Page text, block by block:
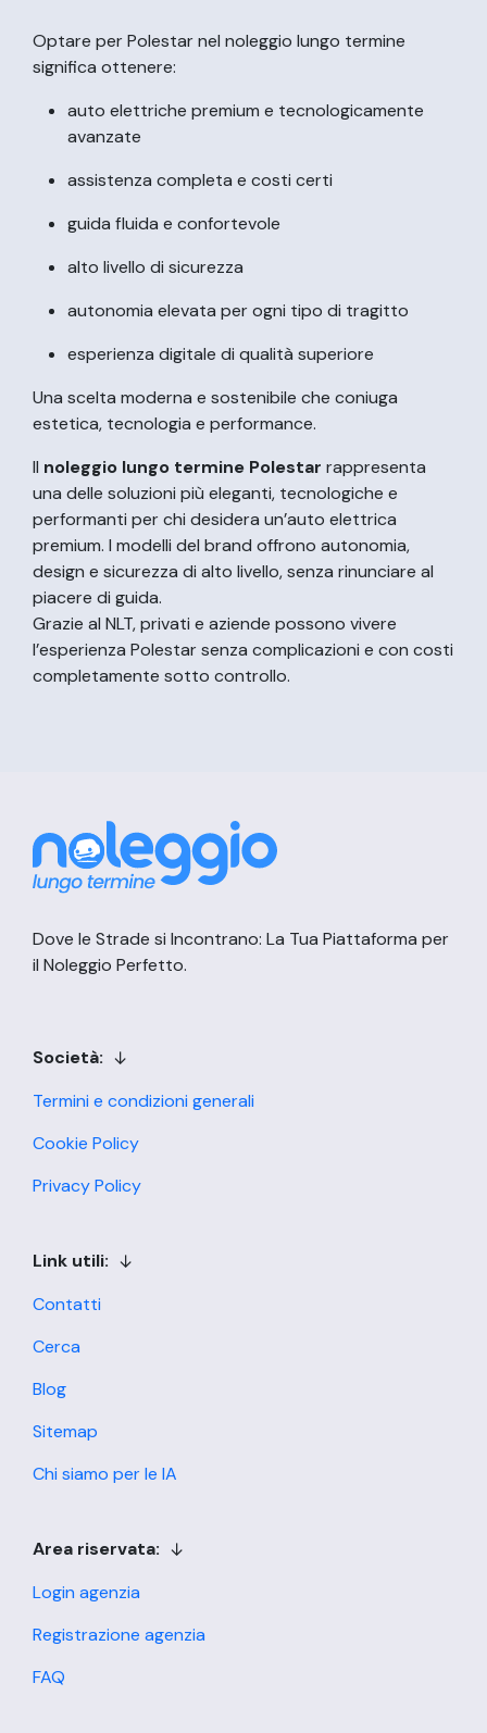
Optare per Polestar nel noleggio lungo termine
significa ottenere:
auto elettriche premium e tecnologicamente
avanzate
assistenza completa e costi certi
guida fluida e confortevole
alto livello di sicurezza
autonomia elevata per ogni tipo di tragitto
esperienza digitale di qualità superiore
Una scelta moderna e sostenibile che coniuga
estetica, tecnologia e performance.
Il noleggio lungo termine Polestar rappresenta
una delle soluzioni più eleganti, tecnologiche e
performanti per chi desidera un’auto elettrica
premium. I modelli del brand offrono autonomia,
design e sicurezza di alto livello, senza rinunciare al
piacere di guida.
Grazie al NLT, privati e aziende possono vivere
l’esperienza Polestar senza complicazioni e con costi
completamente sotto controllo.
Dove le Strade si Incontrano: La Tua Piattaforma per
il Noleggio Perfetto.
Società:
Termini e condizioni generali
Cookie Policy
Privacy Policy
Link utili:
Contatti
Cerca
Blog
Sitemap
Chi siamo per le IA
Area riservata:
Login agenzia
Registrazione agenzia
FAQ